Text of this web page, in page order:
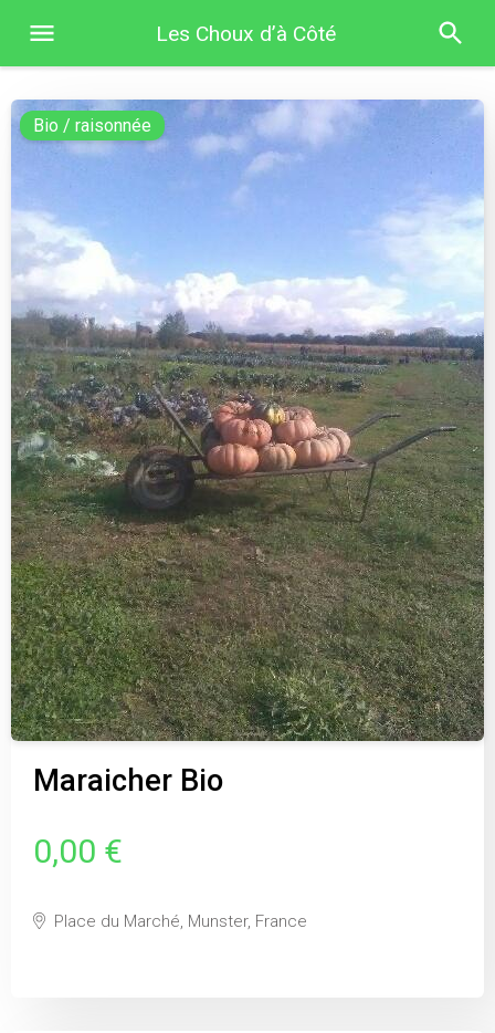
Les Choux d’à Côté
Bio / raisonnée
Maraicher Bio
0,00 €
Place du Marché, Munster, France